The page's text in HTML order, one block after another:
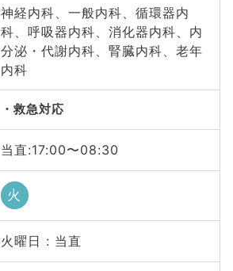
神経内科、一般内科、循環器内
科、呼吸器内科、消化器内科、内
分泌・代謝内科、腎臓内科、老年
内科
救急対応
当直:17:00〜08:30
火
火曜日 : 当直